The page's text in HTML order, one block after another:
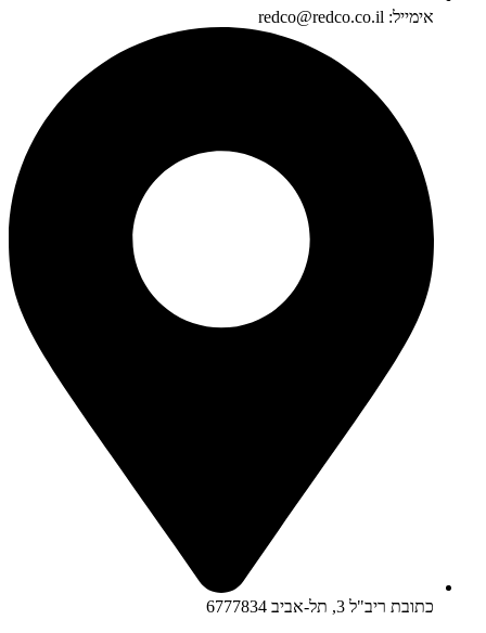
אימייל: redco@redco.co.il
כתובת ריב"ל 3, תל-אביב 6777834